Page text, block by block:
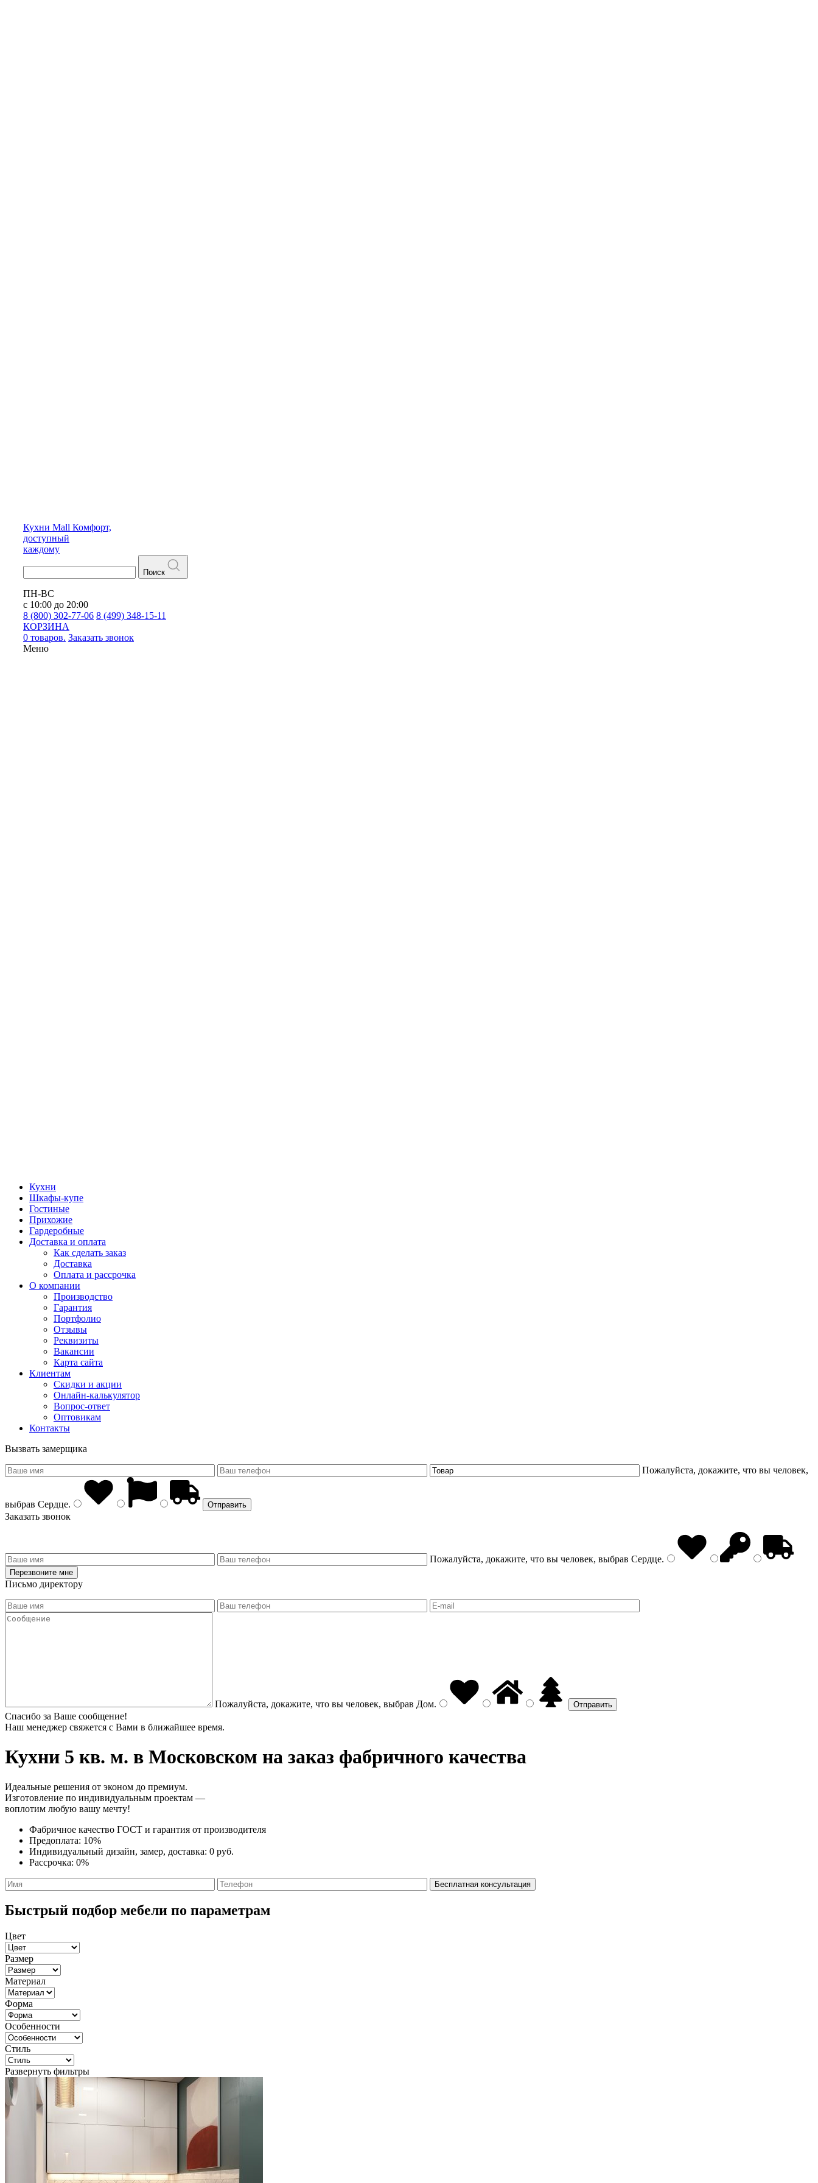
Кухни Mall Комфорт,
доступный
каждому
Поиск
ПН-ВС
с 10:00 до 20:00
8 (800) 302-77-06 8 (499) 348-15-11
КОРЗИНА
0 товаров. Заказать звонок
Меню
Кухни
Шкафы-купе
Гостиные
Прихожие
Гардеробные
Доставка и оплата
Как сделать заказ
Доставка
Оплата и рассрочка
О компании
Производство
Гарантия
Портфолио
Отзывы
Реквизиты
Вакансии
Карта сайта
Клиентам
Скидки и акции
Онлайн-калькулятор
Вопрос-ответ
Оптовикам
Контакты
Вызвать замерщика
Пожалуйста, докажите, что вы человек,
выбрав Сердце.
Заказать звонок
Пожалуйста, докажите, что вы человек, выбрав Сердце.
Письмо директору
Пожалуйста, докажите, что вы человек, выбрав Дом.
Спасибо за Ваше сообщение!
Наш менеджер свяжется с Вами в ближайшее время.
Кухни 5 кв. м. в Московском на заказ фабричного качества
Идеальные решения от эконом до премиум.
Изготовление по индивидуальным проектам —
воплотим любую вашу мечту!
Фабричное качество ГОСТ и гарантия от производителя
Предоплата: 10%
Индивидуальный дизайн, замер, доставка: 0 руб.
Рассрочка: 0%
Быстрый подбор мебели по параметрам
Цвет
Размер
Материал
Форма
Особенности
Стиль
Развернуть фильтры